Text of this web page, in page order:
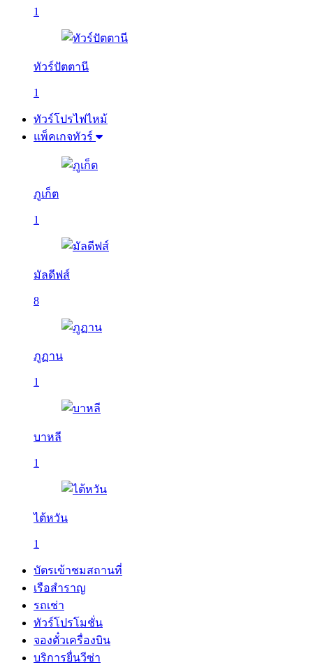
1
ทัวร์ปัตตานี
1
ทัวร์โปรไฟไหม้
แพ็คเกจทัวร์
ภูเก็ต
1
มัลดีฟส์
8
ภูฏาน
1
บาหลี
1
ไต้หวัน
1
บัตรเข้าชมสถานที่
เรือสำราญ
รถเช่า
ทัวร์โปรโมชั่น
จองตั๋วเครื่องบิน
บริการยื่นวีซ่า